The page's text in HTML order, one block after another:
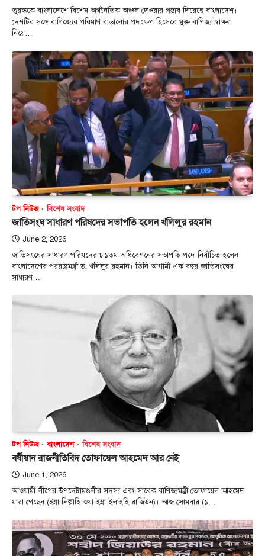
তুরস্ককে বাংলাদেশে বিশেষ অর্থনৈতিক অঞ্চল দেওয়ার প্রস্তাব দিয়েছে বাংলাদেশ।
দেশ‌টির স‌ঙ্গে বা‌ণি‌জ্যের প‌রিমাণ বাড়া‌নোর পদক্ষেপ হি‌সে‌বে মুক্ত বাণিজ্য স্বাক্ষর
নি‌য়ে…
টপ নিউজ বিশেষ সংবাদ
জাতিসংঘ সাধারণ পরিষদের সভাপতি হলেন খলিলুর রহমান
June 2, 2026
জাতিসংঘের সাধারণ পরিষদের ৮১তম অধিবেশনের সভাপতি পদে নির্বাচিত হলেন
বাংলাদেশের পররাষ্ট্রমন্ত্রী ড. খলিলুর রহমান। তিনি আগামী এক বছর জাতিসংঘের
সাধারণ…
টপ নিউজ বাংলাদেশ বিশেষ সংবাদ
বর্ষীয়ান রাজনীতিবিদ তোফায়েল আহমেদ আর নেই
June 1, 2026
আওয়ামী লীগের উপদেষ্টামণ্ডলীর সদস্য এবং সাবেক বাণিজ্যমন্ত্রী তোফায়েল আহমেদ
মারা গেছেন (ইন্না লিল্লাহি ওয়া ইন্না ইলাইহি রাজিউন)। আজ সোমবার (১…